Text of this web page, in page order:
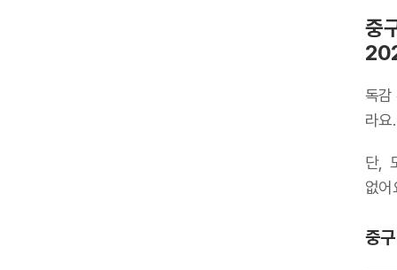
중
독감
라요.
단,
없어
중